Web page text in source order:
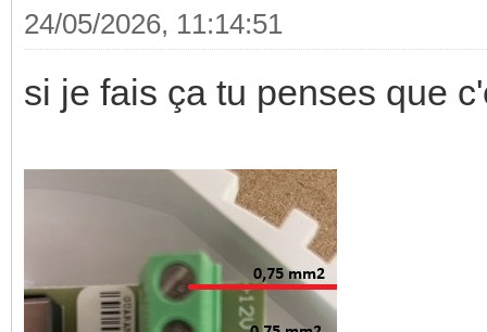
24/05/2026, 11:14:51
si je fais ça tu penses que